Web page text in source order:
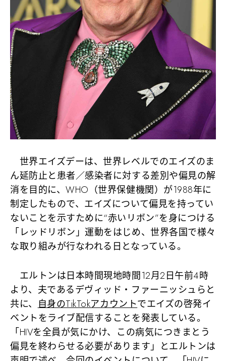
世界エイズデーは、世界レベルでのエイズのま
ん延防止と患者／感染者に対する差別や偏見の解
消を目的に、WHO（世界保健機関）が1988年に
制定したもので、エイズについて偏見を持ってい
ないことを示すために“赤いリボン”を身につける
「レッドリボン」運動をはじめ、世界各国で様々
な取り組みが行なわれる日となっている。
エルトンは日本時間現地時間12月2日午前4時
より、夫であるデヴィッド・ファーニッシュらと
共に、自身のTikTokアカウントでエイズの啓発イ
ベントをライブ配信することを発表している。
「HIVを全員が気にかけ、この病気につきまとう
偏見を終わらせる必要があります」とエルトンは